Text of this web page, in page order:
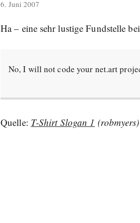
veröffentlicht
6. Juni 2007
Ha – eine sehr lustige Fundstelle
No, I will not code your net.art
Quelle: T-Shirt Slogan 1 (robmyers)